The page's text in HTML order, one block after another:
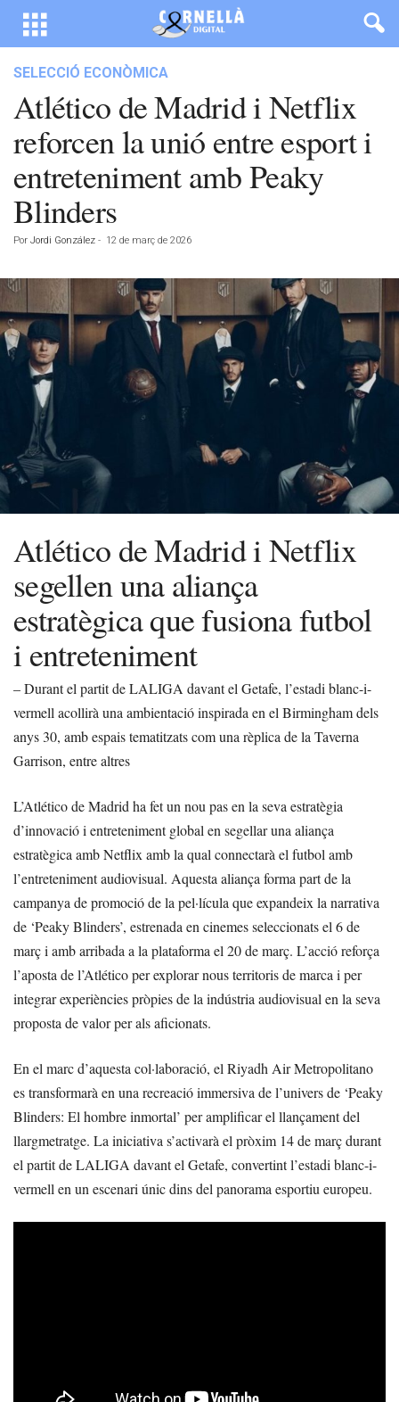
SELECCIÓ ECONÒMICA
Atlético de Madrid i Netflix
reforcen la unió entre esport i
entreteniment amb Peaky
Blinders
Por Jordi González - 12 de març de 2026
Atlético de Madrid i Netflix
segellen una aliança
estratègica que fusiona futbol
i entreteniment
– Durant el partit de LALIGA davant el Getafe, l’estadi blanc-i-
vermell acollirà una ambientació inspirada en el Birmingham dels
anys 30, amb espais tematitzats com una rèplica de la Taverna
Garrison, entre altres
L’Atlético de Madrid ha fet un nou pas en la seva estratègia
d’innovació i entreteniment global en segellar una aliança
estratègica amb Netflix amb la qual connectarà el futbol amb
l’entreteniment audiovisual. Aquesta aliança forma part de la
campanya de promoció de la pel·lícula que expandeix la narrativa
de ‘Peaky Blinders’, estrenada en cinemes seleccionats el 6 de
març i amb arribada a la plataforma el 20 de març. L’acció reforça
l’aposta de l’Atlético per explorar nous territoris de marca i per
integrar experiències pròpies de la indústria audiovisual en la seva
proposta de valor per als aficionats.
En el marc d’aquesta col·laboració, el Riyadh Air Metropolitano
es transformarà en una recreació immersiva de l’univers de ‘Peaky
Blinders: El hombre inmortal’ per amplificar el llançament del
llargmetratge. La iniciativa s’activarà el pròxim 14 de març durant
el partit de LALIGA davant el Getafe, convertint l’estadi blanc-i-
vermell en un escenari únic dins del panorama esportiu europeu.